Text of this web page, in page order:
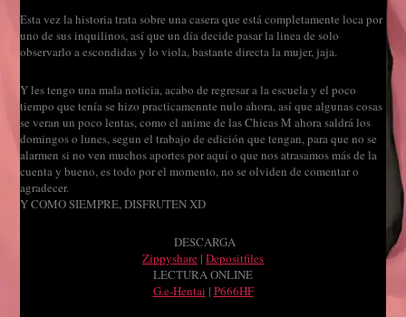
Esta vez la historia trata sobre una casera que está completamente loca por
uno de sus inquilinos, así que un día decide pasar la linea de solo
observarlo a escondidas y lo viola, bastante directa la mujer, jaja.
Y les tengo una mala noticia, acabo de regresar a la escuela y el poco
tiempo que tenía se hizo practicamennte nulo ahora, así que algunas cosas
se veran un poco lentas, como el anime de las Chicas M ahora saldrá los
domingos o lunes, segun el trabajo de edición que tengan, para que no se
alarmen si no ven muchos aportes por aquí o que nos atrasamos más de la
cuenta y bueno, es todo por el momento, no se olviden de comentar o
agradecer.
Y COMO SIEMPRE, DISFRUTEN XD
DESCARGA
Zippyshare | Depositfiles
LECTURA ONLINE
G.e-Hentai | P666HF